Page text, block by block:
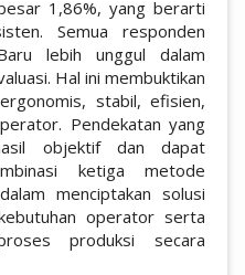
1,86%, yang berarti
Semua responden
lebih unggul dalam
Hal ini membuktikan
stabil, efisien,
Pendekatan yang
objektif dan dapat
ketiga metode
menciptakan solusi
operator serta
produksi secara